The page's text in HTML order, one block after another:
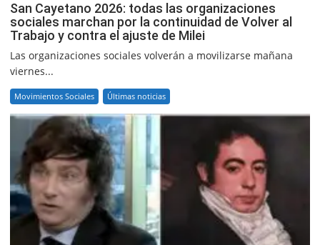
San Cayetano 2026: todas las organizaciones
sociales marchan por la continuidad de Volver al
Trabajo y contra el ajuste de Milei
Las organizaciones sociales volverán a movilizarse mañana
viernes...
Movimientos Sociales Últimas noticias